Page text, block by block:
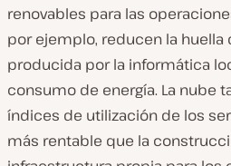
renovables para las
por ejemplo, reducen la huella
producida por la informática
consumo de energía. La nube
índices de utilización de los
más rentable que la